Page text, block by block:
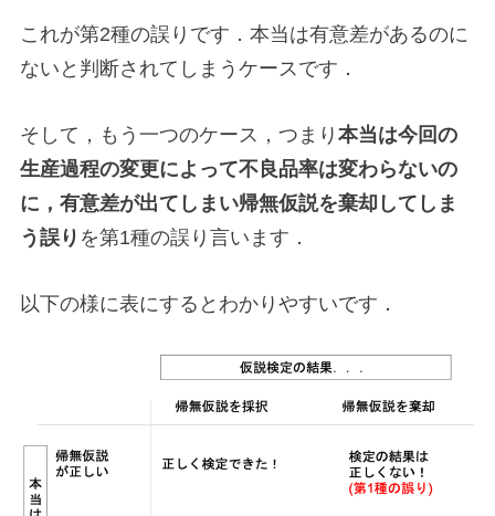
これが第2種の誤りです．本当は有意差があるのに
ないと判断されてしまうケースです．
そして，もう一つのケース，つまり 本当は今回の
生産過程の変更によって不良品率は変わらないの
に，有意差が出てしまい帰無仮説を棄却してしま
う誤り を第1種の誤り言います．
以下の様に表にするとわかりやすいです．